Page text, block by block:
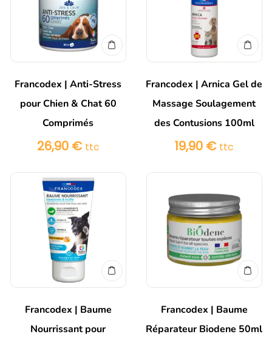
Francodex | Anti-Stress
pour Chien & Chat 60
Comprimés
26,90 € ttc
Francodex | Arnica Gel de
Massage Soulagement
des Contusions 100ml
19,90 € ttc
Francodex | Baume
Nourrissant pour
Francodex | Baume
Réparateur Biodene 50ml